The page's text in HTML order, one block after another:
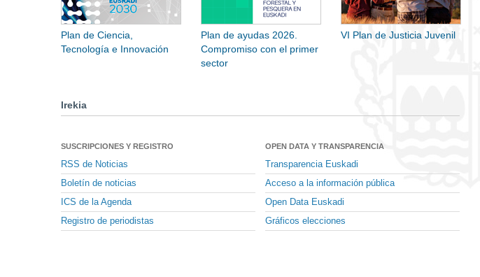
Plan de Ciencia,
Tecnología e Innovación
Plan de ayudas 2026.
Compromiso con el primer
sector
VI Plan de Justicia Juvenil
Irekia
SUSCRIPCIONES Y REGISTRO
RSS de Noticias
Boletín de noticias
ICS de la Agenda
Registro de periodistas
OPEN DATA Y TRANSPARENCIA
Transparencia Euskadi
Acceso a la información pública
Open Data Euskadi
Gráficos elecciones